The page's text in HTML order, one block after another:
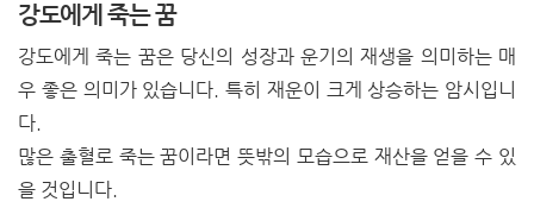
강도에게 죽는 꿈
강도에게 죽는 꿈은 당신의 성장과 운기의 재생을 의미하는 매
우 좋은 의미가 있습니다. 특히 재운이 크게 상승하는 암시입니
다.
많은 출혈로 죽는 꿈이라면 뜻밖의 모습으로 재산을 얻을 수 있
을 것입니다.